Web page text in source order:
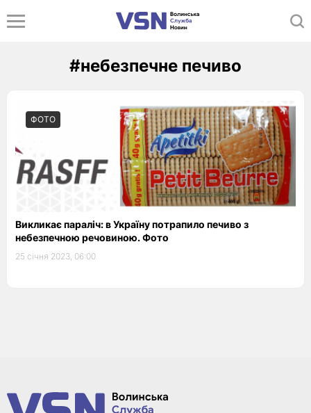
#небезпечне печиво
ФОТО
Викликає параліч: в Україну потрапило печиво з
небезпечною речовиною. Фото
25 січня 2023, 06:00